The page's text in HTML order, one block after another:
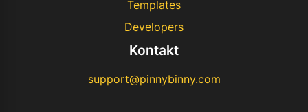
Templates
Developers
Kontakt
support@pinnybinny.com